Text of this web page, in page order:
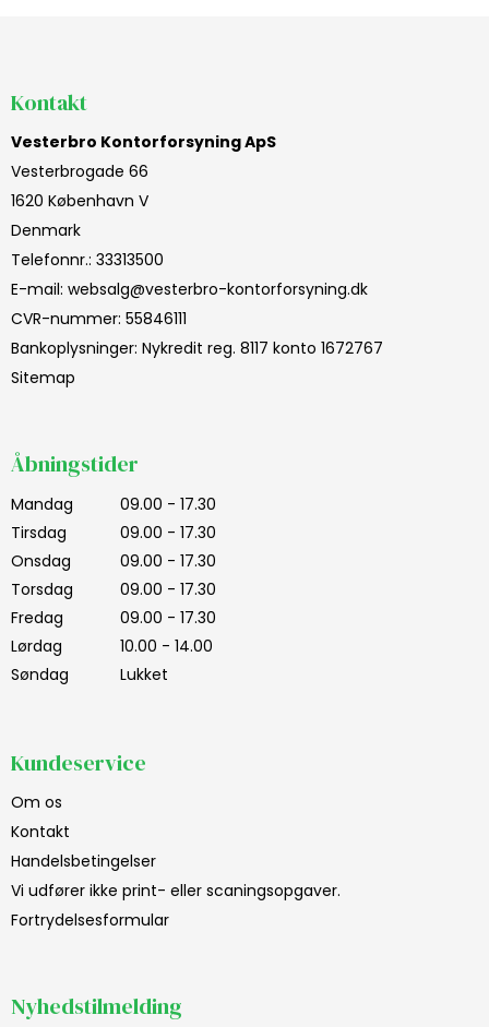
Kontakt
Vesterbro Kontorforsyning ApS
Vesterbrogade 66
1620 København V
Denmark
Telefonnr.: 33313500
E-mail: websalg@vesterbro-kontorforsyning.dk
CVR-nummer: 55846111
Bankoplysninger: Nykredit reg. 8117 konto 1672767
Sitemap
Åbningstider
Mandag
09.00 - 17.30
Tirsdag
09.00 - 17.30
Onsdag
09.00 - 17.30
Torsdag
09.00 - 17.30
Fredag
09.00 - 17.30
Lørdag
10.00 - 14.00
Søndag
Lukket
Kundeservice
Om os
Kontakt
Handelsbetingelser
Vi udfører ikke print- eller scaningsopgaver.
Fortrydelsesformular
Nyhedstilmelding